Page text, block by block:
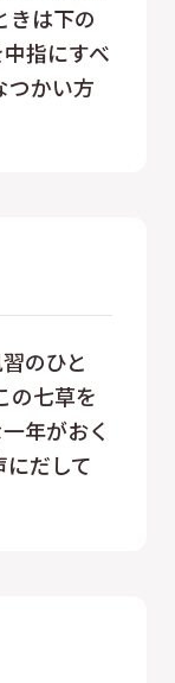
きは下の
指にすべ
つかい方
のひと
の七草を
年がおく
だして